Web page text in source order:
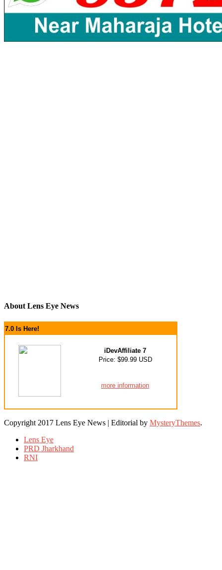
About Lens Eye News
7.0 Is Here!
iDevAffiliate 7
Price: $99.99 USD
more information
Copyright 2017 Lens Eye News | Editorial by MysteryThemes.
Lens Eye
PRD Jharkhand
RNI